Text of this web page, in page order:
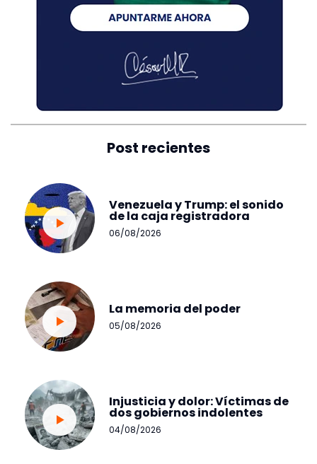
Post recientes
Venezuela y Trump: el sonido
de la caja registradora
06/08/2026
La memoria del poder
05/08/2026
Injusticia y dolor: Víctimas de
dos gobiernos indolentes
04/08/2026